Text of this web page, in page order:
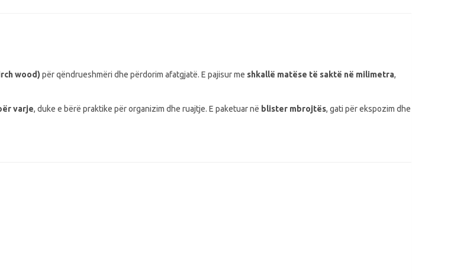
wood) për qëndrueshmëri dhe përdorim afatgjatë. E pajisur me shkallë matëse të saktë në milimetra,
varje, duke e bërë praktike për organizim dhe ruajtje. E paketuar në blister mbrojtës, gati për ekspozim dhe